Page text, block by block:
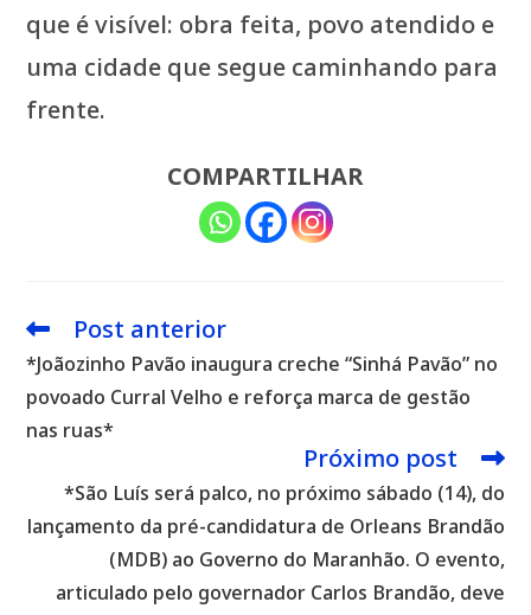
que é visível: obra feita, povo atendido e
uma cidade que segue caminhando para
frente.
COMPARTILHAR
Leia
artigos
Post anterior
*Joãozinho Pavão inaugura creche “Sinhá Pavão” no
povoado Curral Velho e reforça marca de gestão
nas ruas*
Próximo post
*São Luís será palco, no próximo sábado (14), do
lançamento da pré-candidatura de Orleans Brandão
(MDB) ao Governo do Maranhão. O evento,
articulado pelo governador Carlos Brandão, deve